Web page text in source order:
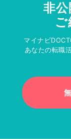
非
ご
マイナビ
あなたの転職